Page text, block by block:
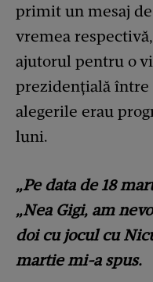
primit un mesaj
vremea
ajutorul pentru o
prezidențială între
alegerile erau
luni.
„Pe data de 18
„Nea Gigi, am
doi cu jocul cu
martie mi-a spus.